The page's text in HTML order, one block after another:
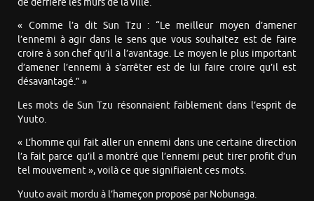
de derrière les murs de la ville.
« Comme l’a dit Sun Tzu : “Le meilleur moyen d’amener
l’ennemi à agir dans le sens que vous souhaitez est de faire
croire à son chef qu’il a l’avantage. Le moyen le plus important
d’amener l’ennemi à s’arrêter est de lui faire croire qu’il est
désavantagé.” »
Les mots de Sun Tzu résonnaient faiblement dans l’esprit de
Yuuto.
« L’homme qui fait aller un ennemi dans une certaine direction
l’a fait parce qu’il a montré que l’ennemi peut tirer profit d’un
tel mouvement », voilà ce que signifiaient ces mots.
Yuuto avait mordu à l’hameçon proposé par Nobunaga.